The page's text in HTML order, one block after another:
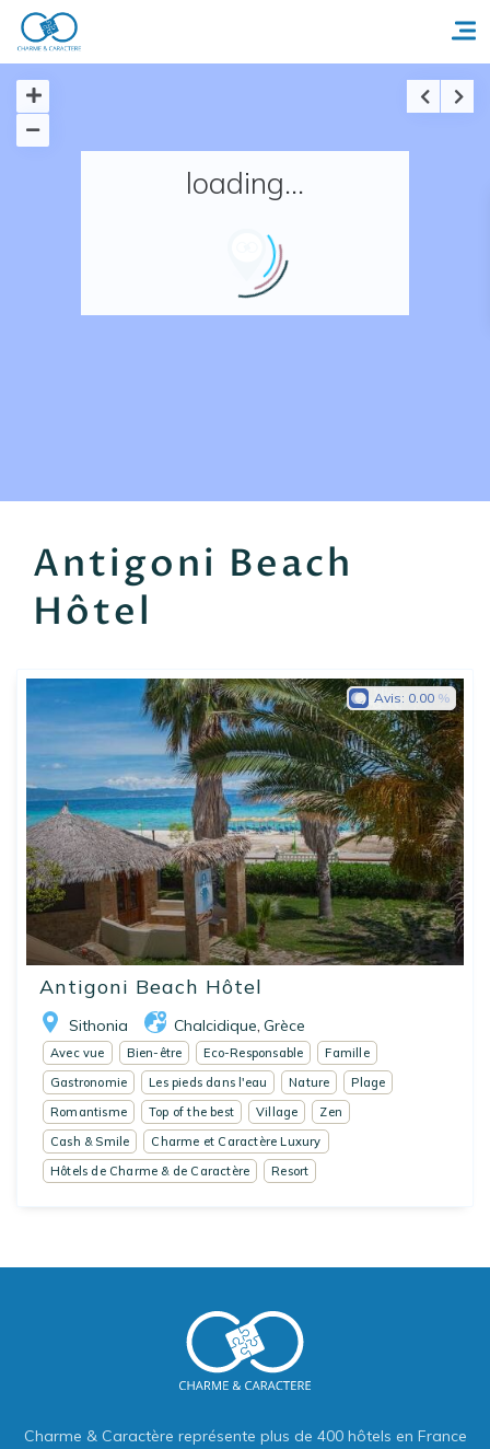
Accueil
Nos adresses en France
loading...
Antigoni Beach
Hôtel
Antigoni Beach Hôtel
Sithonia Chalcidique Grèce
Avis: 0.00
Avec vue Bien-être Eco-Responsable
Famille
Gastronomie
Les pieds dans l'eau Nature
Plage
Romantisme
Top of the best Village
Zen
Cash & Smile
Charme et Caractère Luxury
Hôtels de Charme & de Caractère
Resort
Charme & Caractère représente plus de 400 hôtels en France